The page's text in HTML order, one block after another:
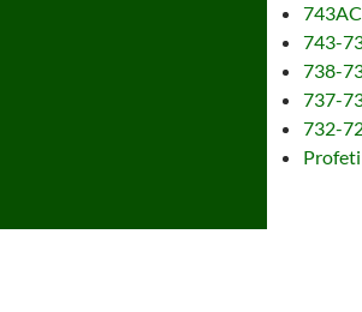
743-
738-
737-
732-
Profeti